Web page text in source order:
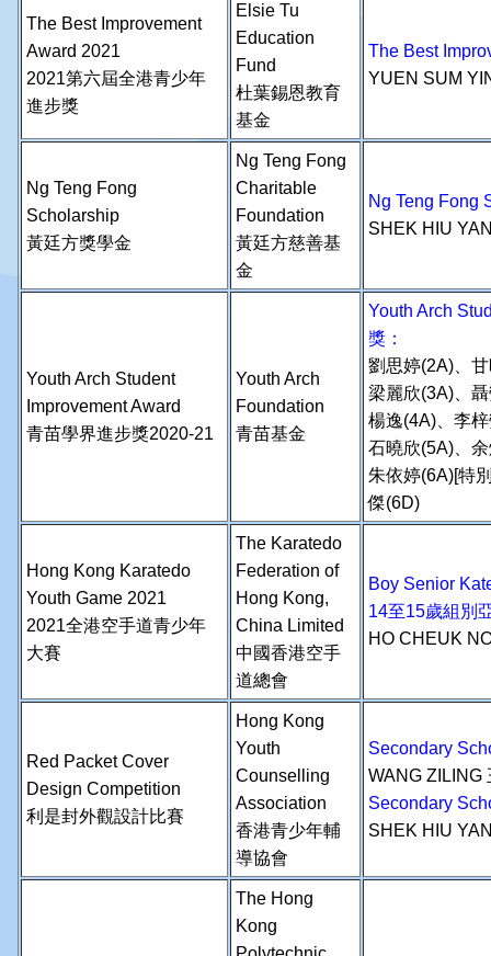
The Best Improvement
Award 2021
2021第六屆全港青少年
進步獎
Elsie Tu
Education
Fund
杜葉錫恩教育
基金
The Best
YUEN SUM
Ng Teng Fong
Scholarship
黃廷方獎學金
Ng Teng Fong
Charitable
Foundation
黃廷方慈善基
金
Ng Teng Fong
SHEK HIU
Youth Arch Student
Improvement Award
青苗學界進步獎2020-21
Youth Arch
Foundation
青苗基金
Youth Arch
獎：
劉思婷(2A)、
梁麗欣(3A)、
楊逸(4A)、李
石曉欣(5A)、
朱依婷(6A)[特
傑(6D)
Hong Kong Karatedo
Youth Game 2021
2021全港空手道青少年
大賽
The Karatedo
Federation of
Hong Kong,
China Limited
中國香港空手
道總會
Boy Senior
14至15歲組別
HO CHEUK
Red Packet Cover
Design Competition
利是封外觀設計比賽
Hong Kong
Youth
Counselling
Association
香港青少年輔
導協會
Secondary
WANG ZILING
Secondary
SHEK HIU
The Hong
Kong